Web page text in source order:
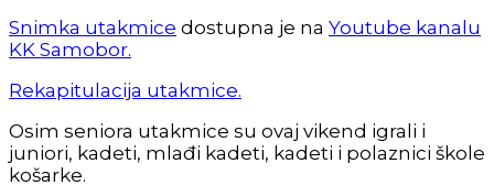
Snimka utakmice dostupna je na Youtube kanalu
KK Samobor.
Rekapitulacija utakmice.
Osim seniora utakmice su ovaj vikend igrali i
juniori, kadeti, mlađi kadeti, kadeti i polaznici škole
košarke.